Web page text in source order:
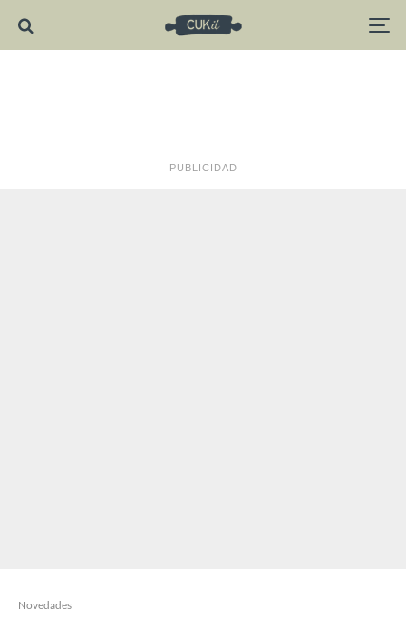
PUBLICIDAD
Novedades